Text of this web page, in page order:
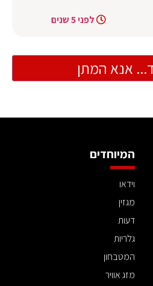
לפני 5 שנים
אנא המתן
המיוחדים
וידאו
מגזין
דעות
גלריות
המטבחון
מזג אוויר